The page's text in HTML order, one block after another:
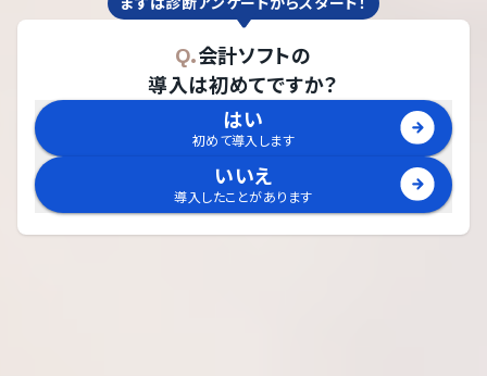
Q.会計ソフトの
導入は初めてですか？
はい
初めて導入します
いいえ
導入したことがあります